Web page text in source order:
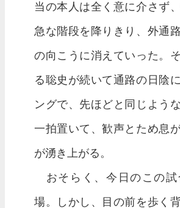
当の本人は全く意に介さず
急な階段を降りきり、外通
の向こうに消えていった。
る聡史が続いて通路の日陰
ングで、先ほどと同じよう
一拍置いて、歓声とため息
が湧き上がる。
おそらく、今日のこの試
場。しかし、目の前を歩く